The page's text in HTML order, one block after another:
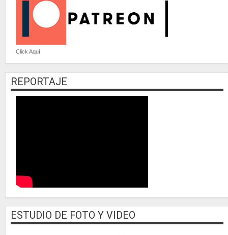
Click Aquí
REPORTAJE
ESTUDIO DE FOTO Y VIDEO